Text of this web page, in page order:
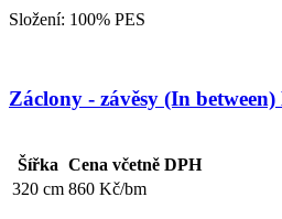
Složení: 100% PES
Záclony - závěsy (In
Šířka Cena včetně DPH
320 cm 860 Kč/bm